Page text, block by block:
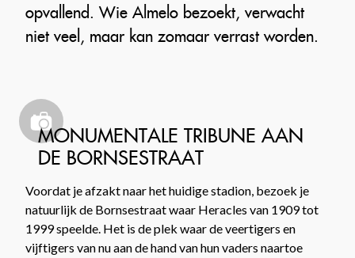
opvallend. Wie Almelo bezoekt, verwacht
niet veel, maar kan zomaar verrast worden.
MONUMENTALE TRIBUNE AAN
DE BORNSESTRAAT
Voordat je afzakt naar het huidige stadion, bezoek je
natuurlijk de Bornsestraat waar Heracles van 1909 tot
1999 speelde. Het is de plek waar de veertigers en
vijftigers van nu aan de hand van hun vaders naartoe